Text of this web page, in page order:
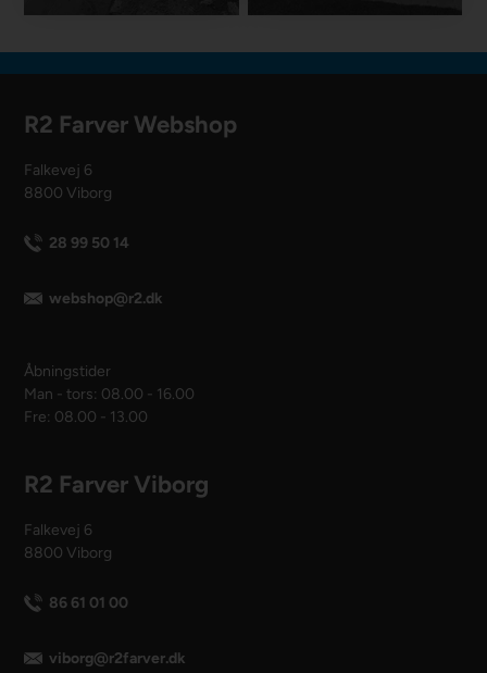
R2 Farver Webshop
Falkevej 6
8800 Viborg
28 99 50 14
webshop@r2.dk
Åbningstider
Man - tors: 08.00 - 16.00
Fre: 08.00 - 13.00
R2 Farver Viborg
Falkevej 6
8800 Viborg
86 61 01 00
viborg@r2farver.dk